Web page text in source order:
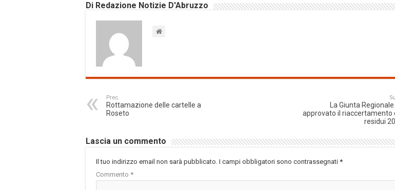
Di Redazione Notizie D'Abruzzo
Prec.
Rottamazione delle cartelle a
Roseto
La Giunta
approvato il riaccertamento
residui
Lascia un commento
Il tuo indirizzo email non sarà pubblicato. I campi obbligatori sono contrassegnati *
Commento *